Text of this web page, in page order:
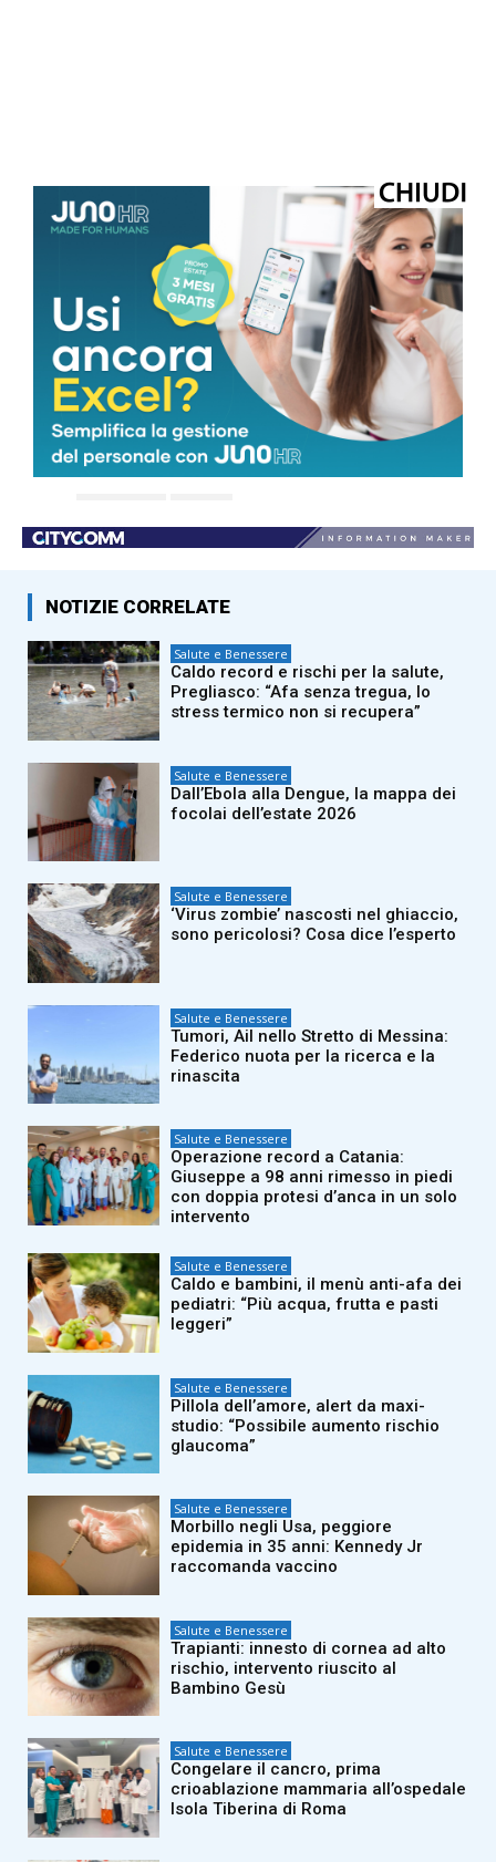
© Riproduzione riservata
NOTIZIE CORRELATE
Salute e Benessere
Caldo record e rischi per la salute,
Pregliasco: “Afa senza tregua, lo
stress termico non si recupera”
Salute e Benessere
Dall’Ebola alla Dengue, la mappa dei
focolai dell’estate 2026
Salute e Benessere
‘Virus zombie’ nascosti nel ghiaccio,
sono pericolosi? Cosa dice l’esperto
Salute e Benessere
Tumori, Ail nello Stretto di Messina:
Federico nuota per la ricerca e la
rinascita
Salute e Benessere
Operazione record a Catania:
Giuseppe a 98 anni rimesso in piedi
con doppia protesi d’anca in un solo
intervento
Salute e Benessere
Caldo e bambini, il menù anti-afa dei
pediatri: “Più acqua, frutta e pasti
leggeri”
Salute e Benessere
Pillola dell’amore, alert da maxi-
studio: “Possibile aumento rischio
glaucoma”
Salute e Benessere
Morbillo negli Usa, peggiore
epidemia in 35 anni: Kennedy Jr
raccomanda vaccino
Salute e Benessere
Trapianti: innesto di cornea ad alto
rischio, intervento riuscito al
Bambino Gesù
Salute e Benessere
Congelare il cancro, prima
crioablazione mammaria all’ospedale
Isola Tiberina di Roma